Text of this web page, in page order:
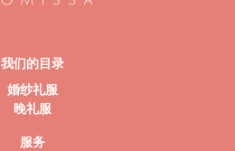
我们的目录
婚纱礼服
晚礼服
服务